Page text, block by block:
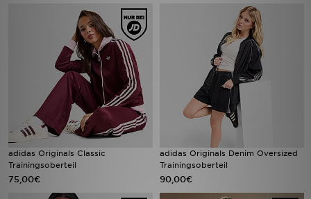
adidas Originals Classic
Trainingsoberteil
75,00€
adidas Originals Denim Oversized
Trainingsoberteil
90,00€